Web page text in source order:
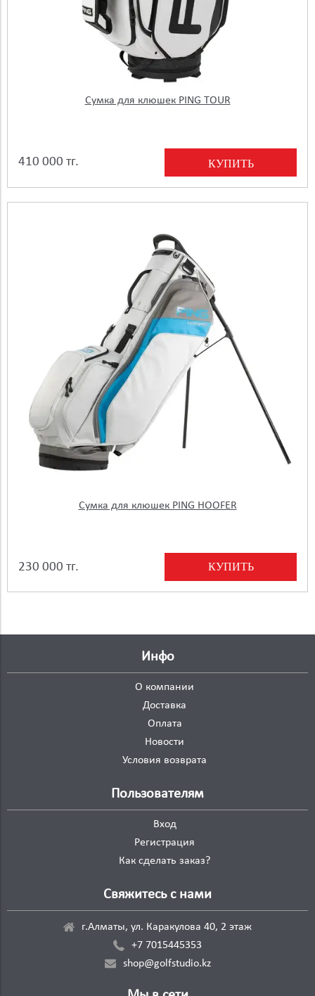
Сумка для клюшек PING TOUR
410 000 тг. КУПИТЬ
Сумка для клюшек PING HOOFER
230 000 тг. КУПИТЬ
Инфо
О компании
Доставка
Оплата
Новости
Условия возврата
Пользователям
Вход
Регистрация
Как сделать заказ?
Свяжитесь с нами
г.Алматы, ул. Каракулова 40, 2 этаж
+7 7015445353
shop@golfstudio.kz